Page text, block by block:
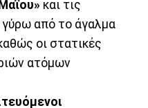
και τις
από το άγαλμα
οι στατικές
ατόμων